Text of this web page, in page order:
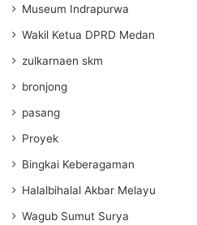
Museum Indrapurwa
Wakil Ketua DPRD Medan
zulkarnaen skm
bronjong
pasang
Proyek
Bingkai Keberagaman
Halalbihalal Akbar Melayu
Wagub Sumut Surya